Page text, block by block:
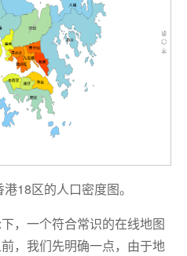
18区的人口密度图。
，一个符合常识的在线地图
，我们先明确一点，由于地